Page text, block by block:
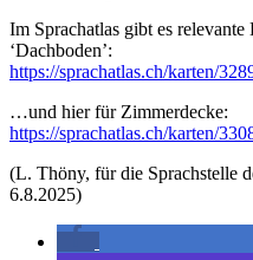
Im Sprachatlas gibt es
‘Dachboden’:
https://sprachatlas.ch/karten/
…und hier für Zimmerdecke:
https://sprachatlas.ch/karten/
(L. Thöny, für die Sprachstelle
6.8.2025)